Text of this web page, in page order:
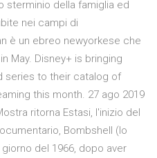
della famiglia ed
nei campi di
è un ebreo newyorkese che
May. Disney+ is bringing
series to their catalog of
this month. 27 ago 2019
ritorna Estasi, l'inizio del
Bombshell (lo
del 1966, dopo aver